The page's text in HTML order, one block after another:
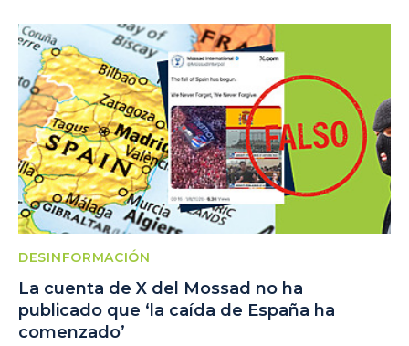
DESINFORMACIÓN
La cuenta de X del Mossad no ha
publicado que ‘la caída de España ha
comenzado’